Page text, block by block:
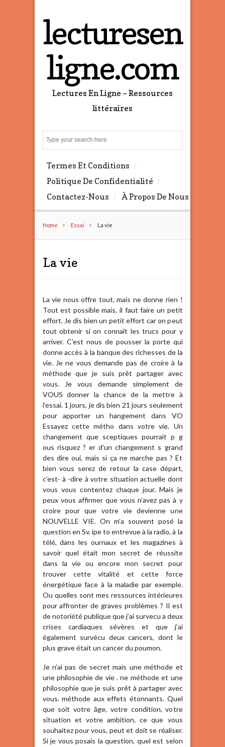
lecturesen
ligne.com
Lectures En Ligne – Ressources
littéraires
e
Termes Et Conditions
Politique De Confidentialité
Contactez-Nous
À Propos De Nous
Home Essai La vie
La vie
La vie nous offre tout, mais ne donne rien !
Tout est possible mais, il faut faire un petit
effort. Je dis bien un petit effort car on peut
tout obtenir si on connaît les trucs pour y
arriver. C’est nous de pousser la porte qui
donne accès à la banque des richesses de la
vie. Je ne vous demande pas de croire à la
méthode que je suis prêt partager avec
vous. Je vous demande simplement de
VOUS donner la chance de la mettre à
l’essai. 1 jours, je dis bien 21 jours seulement
pour apporter un hangement dans VO
Essayez cette métho dans votre vie. Un
changement que sceptiques pourrait p g
ous risquez ? er d’un changement s grand
des dire oui, mais si ça ne marche pas ? Et
bien vous serez de retour la case départ,
c’est- à -dire à votre situation actuelle dont
vous vous contentez chaque jour. Mais je
peux vous affirmer que vous n’avez pas à y
croire pour que votre vie devienne une
NOUVELLE VIE. On m’a souvent posé la
question en Sv. ipe to entrevue à la radio, à la
télé, dans les ournaux et les magazines à
savoir quel était mon secret de réussite
dans la vie ou encore mon secret pour
trouver cette vitalité et cette force
énergétique face à la maladie par exemple.
Ou quelles sont mes ressources intérieures
pour affronter de graves problèmes ? Il est
de notoriété publique que j’ai survecu a deux
crises cardiaques sévères et que j’ai
également survécu deux cancers, dont le
plus grave était un cancer du poumon.
Je n’ai pas de secret mais une méthode et
une philosophie de vie . ne méthode et une
philosophie que je suis prêt à partager avec
vous. méthode aux effets étonnants. Quel
que soit votre âge, votre condition, votre
situation et votre ambition, ce que vous
souhaitez pour vous, peut et doit se réaliser.
Si je vous posais la question, quel est selon